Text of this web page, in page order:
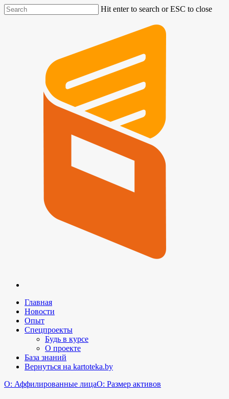
Hit enter to search or ESC to close
Главная
Новости
Опыт
Спецпроекты
Будь в курсе
О проекте
База знаний
Вернуться на kartoteka.by
O: Аффилированные лицаO: Размер активов